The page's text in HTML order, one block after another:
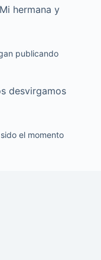
Mi hermana y
publicando
desvirgamos
el momento